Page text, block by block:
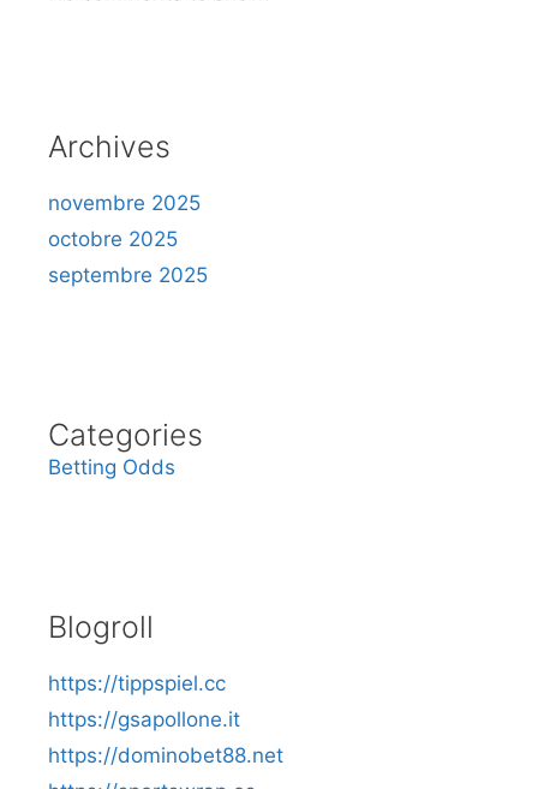
Archives
novembre 2025
octobre 2025
septembre 2025
Categories
Betting Odds
Blogroll
https://tippspiel.cc
https://gsapollone.it
https://dominobet88.net